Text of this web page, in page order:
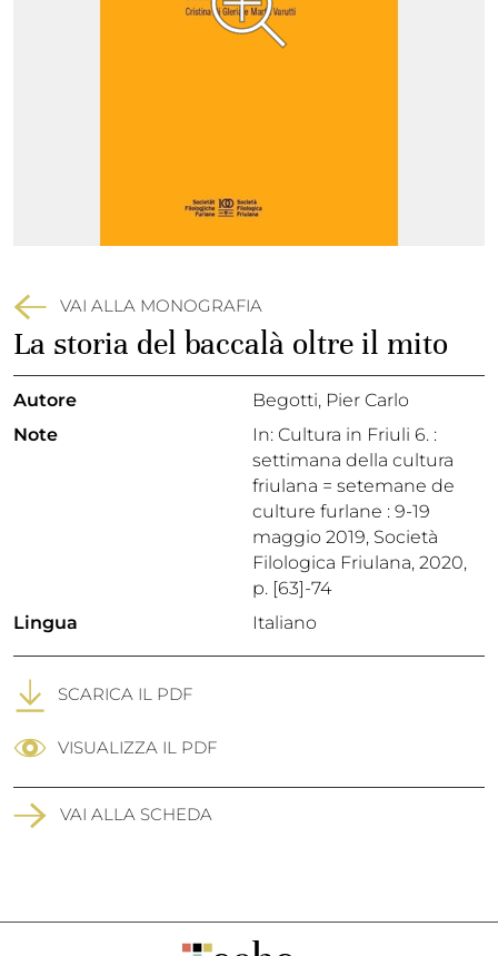
VAI ALLA MONOGRAFIA
La storia del baccalà oltre il mito
Autore
Begotti, Pier Carlo
Note
In: Cultura in Friuli 6. :
settimana della cultura
friulana = setemane de
culture furlane : 9-19
maggio 2019, Società
Filologica Friulana, 2020,
p. [63]-74
Lingua
Italiano
SCARICA IL PDF
VISUALIZZA IL PDF
VAI ALLA SCHEDA